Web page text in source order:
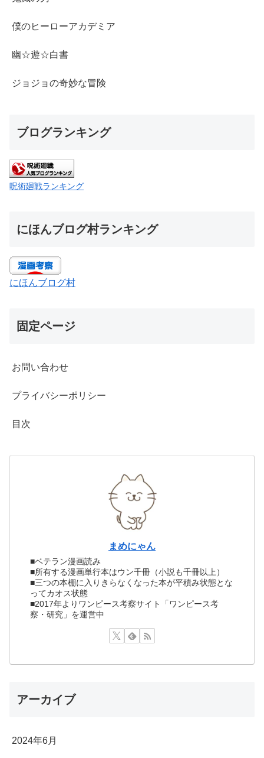
僕のヒーローアカデミア
幽☆遊☆白書
ジョジョの奇妙な冒険
ブログランキング
呪術廻戦ランキング
にほんブログ村ランキング
にほんブログ村
固定ページ
お問い合わせ
プライバシーポリシー
目次
まめにゃん
■ベテラン漫画読み
■所有する漫画単行本はウン千冊（小説も千冊以上）
■三つの本棚に入りきらなくなった本が平積み状態とな
ってカオス状態
■2017年よりワンピース考察サイト「ワンピース考
察・研究」を運営中
アーカイブ
2024年6月